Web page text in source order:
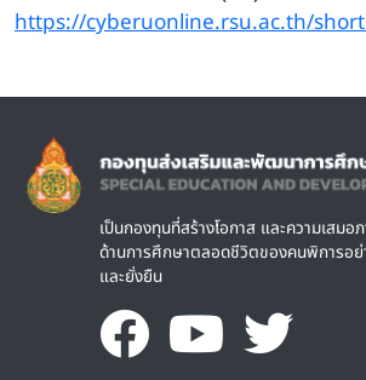
https://cyberuonline.rsu.ac.th/
Image
เป็นกองทุนที่สร้างโอกาส และความเสมอ
ด้านการศึกษาตลอดชีวิตของคนพิการอย่
และยั่งยืน